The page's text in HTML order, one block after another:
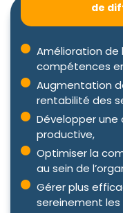
de
Amélioration
compétences
Augmentation
rentabilité des
Développer une
productive,
Optimiser la
au sein de
Gérer plus
sereinement